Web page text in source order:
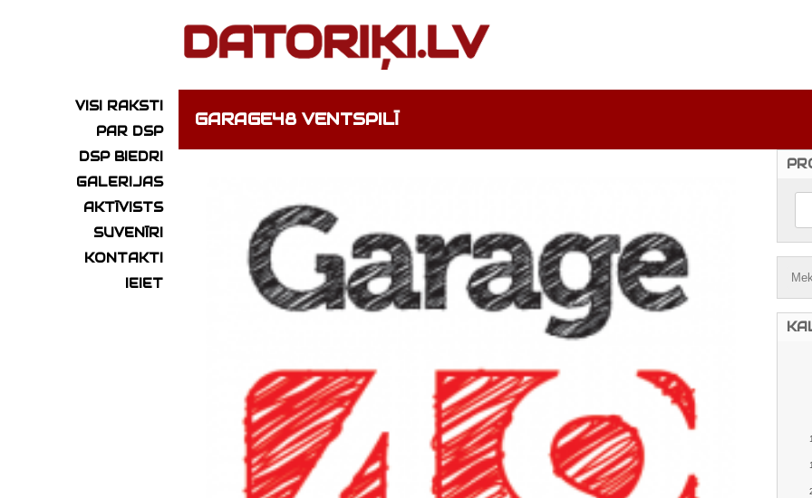
VISI RAKSTI
PAR DSP
DSP BIEDRI
GALERIJAS
AKTĪVISTS
SUVENĪRI
KONTAKTI
IEIET
GARAGE48 VENTSPILĪ